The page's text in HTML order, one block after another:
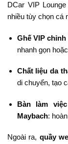
DCar VIP
nhiều tùy chọn cá
Ghế VIP
nhanh gọn
Chất liệu da
di chuyển, tạo
Bàn làm
Maybach:
Ngoài ra, quầy